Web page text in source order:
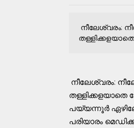
നീലേശ്വരം:
നീലേശ്വരം:
പയ്യന്നൂർ
പരിയാരം